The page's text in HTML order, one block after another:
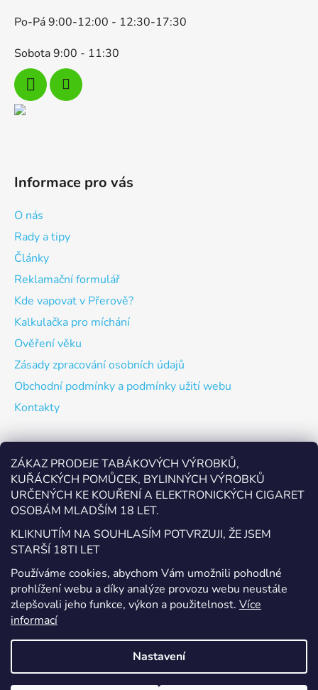
ZÁKAZ PRODEJE TABÁKOVÝCH VÝROBKŮ,
KUŘÁCKÝCH POMŮCEK, BYLINNÝCH VÝROBKŮ
URČENÝCH KE KOUŘENÍ A ELEKTRONICKÝCH CIGARET
OSOBÁM MLADŠÍM 18 LET.
KLIKNUTÍM NA SOUHLASÍM POTVRZUJI, ŽE JSEM
STARŠÍ 18TI LET
Používáme cookies, abychom Vám umožnili pohodlné
prohlížení webu a díky analýze provozu webu neustále
zlepšovali jeho funkce, výkon a použitelnost. Více
informací
Nastavení
Po-Pá 9:00-12:00 - 12:30-17:30
Sobota 9:00 - 11:30
Informace pro vás
O nás
Rady a tipy
Články
Reklamační formulář
Kde vapovat v Přerově?
Kalkulačka pro míchání
Ověření věku
Zásady zpracování osobních údajů
Obchodní podmínky a podmínky užití webu
Kontakty
Odebírat newsletter
Vložte svůj e-mail a my vám budeme zasílat informace o
nových produktech na našem e-shopu.
E-mail
Vložením e-mailu souhlasíte s
podmínkami ochrany
osobních údajů
PŘIHLÁSIT SE